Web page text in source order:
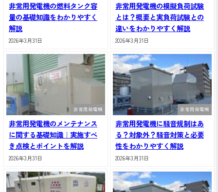
非常用発電機の燃料タンク容
量の基礎知識をわかりやすく
解説
2026年3月31日
非常用発電機の模擬負荷試験
とは？概要と実負荷試験との
違いをわかりやすく解説
2026年3月31日
非常用発電機
非常用発電機のメンテナンス
に関する基礎知識｜実施すべ
き点検とポイントを解説
2026年3月31日
非常用発電機
非常用発電機に騒音規制はあ
る？対象外？騒音対策と必要
性をわかりやすく解説
2026年3月31日